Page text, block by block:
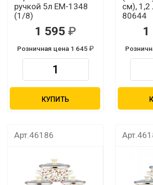
ручкой 5л EM-1348
(1/8)
1 595
Розничная цена 1 645
КУПИТЬ
см),
80644
1
Арт.46186